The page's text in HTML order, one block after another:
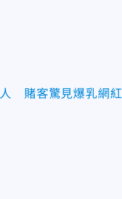
賭客驚見爆乳網紅